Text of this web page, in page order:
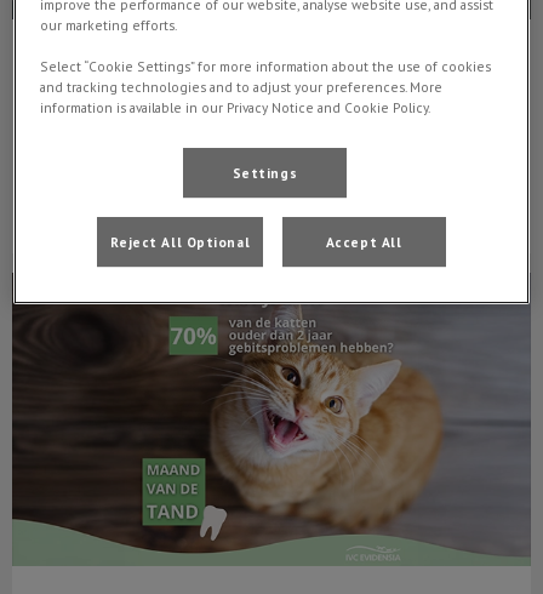
Kattenavond
Hoe maak ik mijn kat gelukkig?
improve the performance of our website, analyse website use, and assist
our marketing efforts.
Select “Cookie Settings” for more information about the use of cookies
and tracking technologies and to adjust your preferences. More
information is available in our Privacy Notice and Cookie Policy.
Settings
Reject All Optional Accept All